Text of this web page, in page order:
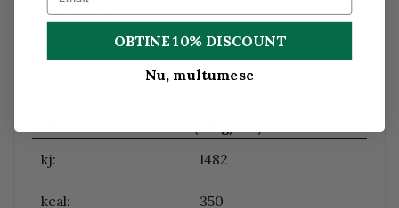
grau, grau dur
Alergeniurme:
kj:
1482
kcal: 350
OBTINE 10% DISCOUNT
Nu, multumesc